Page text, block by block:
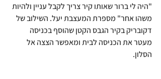
"היה לי ברור שאותו קיר צריך לקבל עניין ולהיות
משהו אחר" מספרת המעצבת יעל. השילוב של
דקובריק בקיר הגבס הקטן שהוסף בכניסה
מעטר את הכניסה לבית ומאפשר הצצה אל
הסלון.